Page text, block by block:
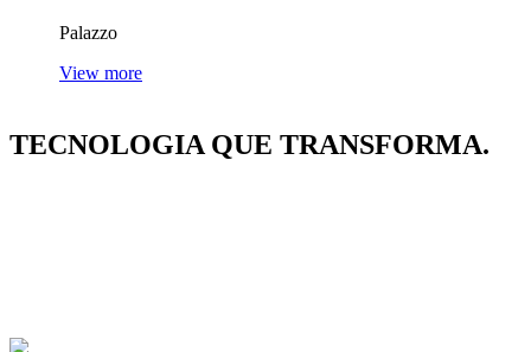
Palazzo
View more
TECNOLOGIA QUE TRANSFORMA.